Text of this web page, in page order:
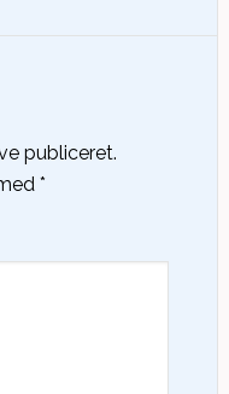
publiceret.
*